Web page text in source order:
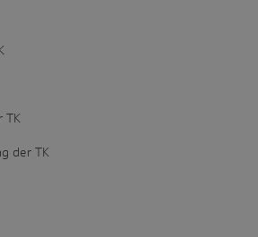
TK
der TK